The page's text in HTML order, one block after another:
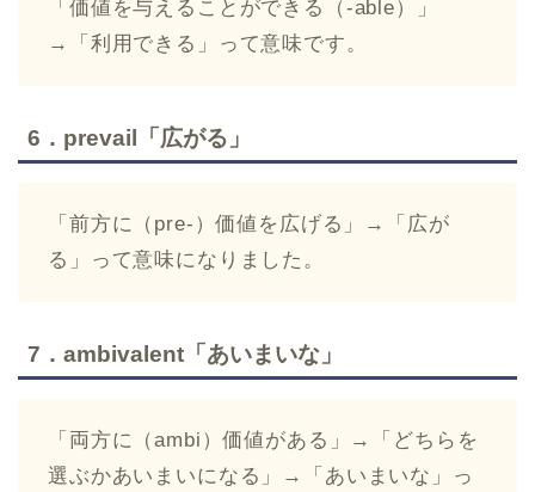
「価値を与えることができる（-able）」
→「利用できる」って意味です。
6．prevail「広がる」
「前方に（pre-）価値を広げる」→「広が
る」って意味になりました。
7．ambivalent「あいまいな」
「両方に（ambi）価値がある」→「どちらを
選ぶかあいまいになる」→「あいまいな」っ